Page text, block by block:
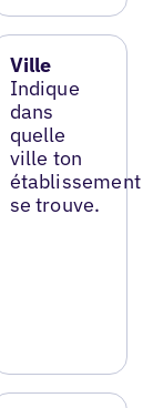
Ville
Indique
dans
quelle
ville ton
établissement
se trouve.